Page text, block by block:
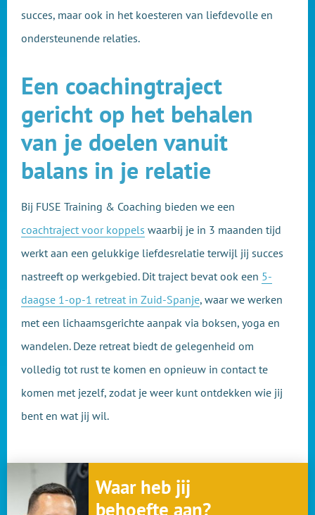
succes, maar ook in het koesteren van liefdevolle en
ondersteunende relaties.
Een coachingtraject
gericht op het behalen
van je doelen vanuit
balans in je relatie
Bij FUSE Training & Coaching bieden we een
coachtraject voor koppels waarbij je in 3 maanden tijd
werkt aan een gelukkige liefdesrelatie terwijl jij succes
nastreeft op werkgebied. Dit traject bevat ook een 5-
daagse 1-op-1 retreat in Zuid-Spanje, waar we werken
met een lichaamsgerichte aanpak via boksen, yoga en
wandelen. Deze retreat biedt de gelegenheid om
volledig tot rust te komen en opnieuw in contact te
komen met jezelf, zodat je weer kunt ontdekken wie jij
bent en wat jij wil.
Waar heb jij
behoefte aan?